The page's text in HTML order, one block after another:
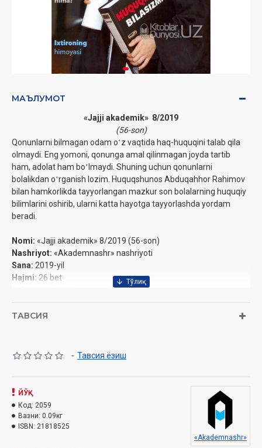
МАЪЛУМОТ
«Jajji akademik» 8/2019
(56-son)
Qonunlarni bilmagan odam oʻz vaqtida haq-huquqini talab qila
olmaydi. Eng yomoni, qonunga amal qilinmagan joyda tartib
ham, adolat ham boʻlmaydi. Shuning uchun qonunlarni
bolalikdan oʻrganish lozim. Huquqshunos Abduqahhor Rahimov
bilan hamkorlikda tayyorlangan mazkur son bolalarning huquqiy
bilimlarini oshirib, ularni katta hayotga tayyorlashda yordam
beradi.
Nomi: «Jajji akademik» 8/2019 (56-son)
Nashriyot: «Akademnashr» nashriyoti
Sana: 2019-yil
Hajmi: 26 bet
Muqovasi:
Qonun nima?
Inson huquqi
Mitti bolakayning katta huquqlari
Davlatni kim boshqaradi?
Harakatlar strategiyasi
ТАВСИЯ
- Тавсия ёзиш
ЙЎҚ
Код: 2059
Вазни: 0.09кг
ISBN: 21818525
«Akademnashr»